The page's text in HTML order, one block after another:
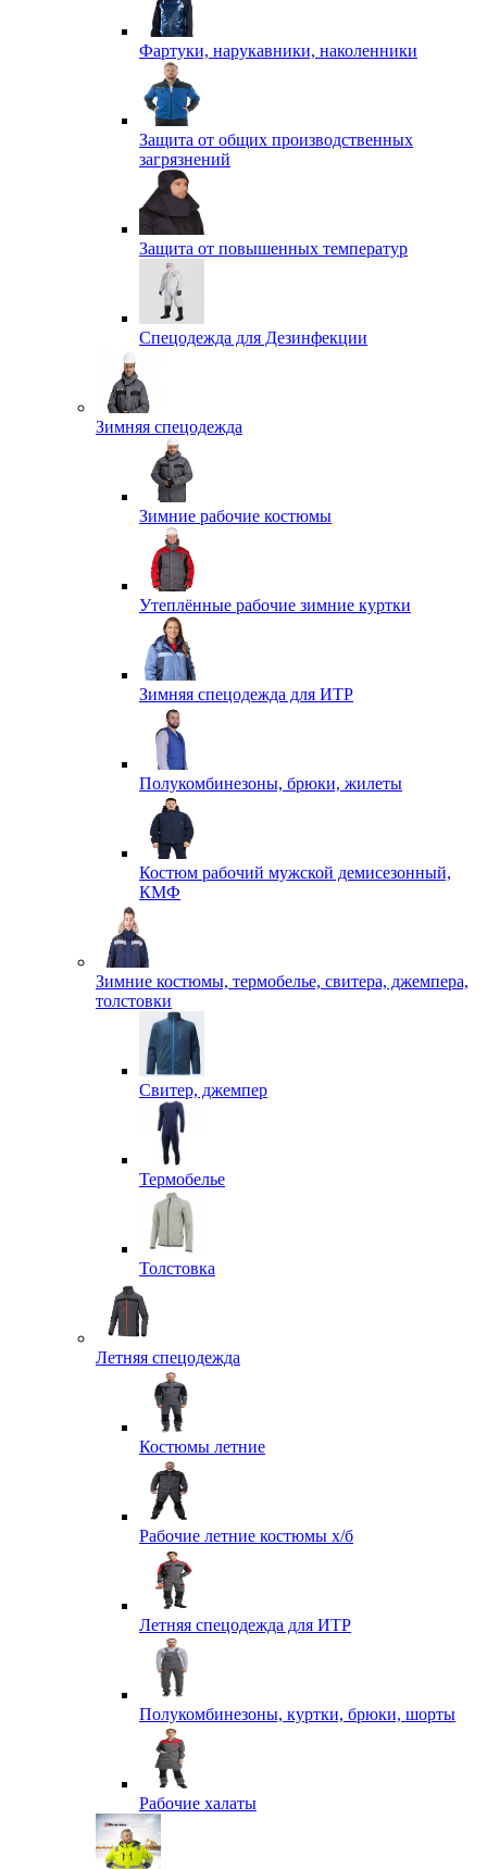
Фартуки, нарукавники, наколенники
Защита от общих производственных
загрязнений
Защита от повышенных температур
Спецодежда для Дезинфекции
Зимняя спецодежда
Зимние рабочие костюмы
Утеплённые рабочие зимние куртки
Зимняя спецодежда для ИТР
Полукомбинезоны, брюки, жилеты
Костюм рабочий мужской демисезонный,
КМФ
Зимние костюмы, термобелье, свитера, джемпера,
толстовки
Свитер, джемпер
Термобелье
Толстовка
Летняя спецодежда
Костюмы летние
Рабочие летние костюмы х/б
Летняя спецодежда для ИТР
Полукомбинезоны, куртки, брюки, шорты
Рабочие халаты